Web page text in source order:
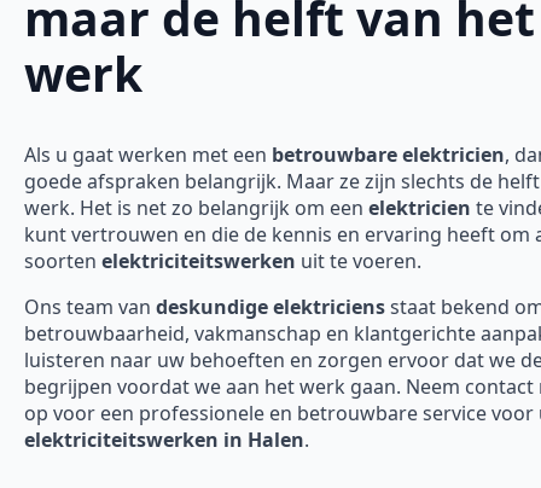
maar de helft van het
werk
Als u gaat werken met een betrouwbare elektricien,
goede afspraken belangrijk. Maar ze zijn slechts de
werk. Het is net zo belangrijk om een elektricien te
kunt vertrouwen en die de kennis en ervaring heeft om
soorten elektriciteitswerken uit te voeren.
Ons team van deskundige elektriciensstaat bekend
betrouwbaarheid, vakmanschap en klantgerichte
luisteren naar uw behoeften en zorgen ervoor dat we
begrijpen voordat we aan het werk gaan. Neem contact
op voor een professionele en betrouwbare service voor
elektriciteitswerken in Halen.